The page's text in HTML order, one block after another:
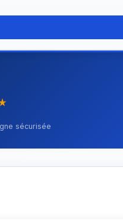
sécurisée